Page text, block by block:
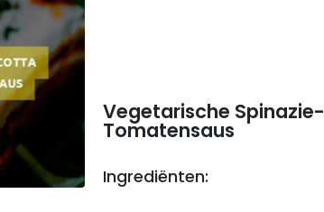
Vegetarische
Tomatensaus
Ingrediënten: